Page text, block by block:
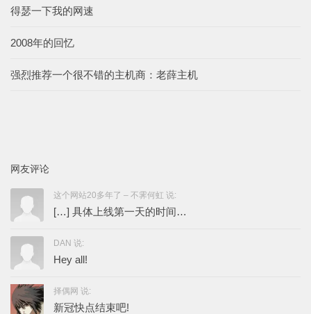
得瑟一下我的网速
2008年的回忆
强烈推荐一个很不错的主机商：老薛主机
网友评论
这个网站20多年了 – 不霁何虹 说:
[…] 具体上线第一天的时间…
DAN 说:
Hey all!
择偶网 说:
新冠快点结束吧!